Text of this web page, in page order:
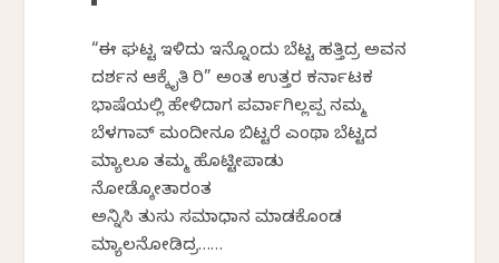
“ಈ ಘಟ್ಟ ಇಳಿದು ಇನ್ನೊಂದು ಬೆಟ್ಟ ಹತ್ತಿದ್ರ ಅವನ
ದರ್ಶನ ಆಕ್ಕೈತಿ ರಿ” ಅಂತ ಉತ್ತರ ಕರ್ನಾಟಕ
ಭಾಷೆಯಲ್ಲಿ ಹೇಳಿದಾಗ ಪರ್ವಾಗಿಲ್ಲಪ್ಪ ನಮ್ಮ
ಬೆಳಗಾವ್ ಮಂದೀನೂ ಬಿಟ್ಟರೆ ಎಂಥಾ ಬೆಟ್ಟದ
ಮ್ಯಾಲೂ ತಮ್ಮ ಹೊಟ್ಟೀಪಾಡು
ನೋಡ್ಕೋತಾರಂತ
ಅನ್ನಿಸಿ ತುಸು ಸಮಾಧಾನ ಮಾಡಕೊಂಡ
ಮ್ಯಾಲನೋಡಿದ್ರ……